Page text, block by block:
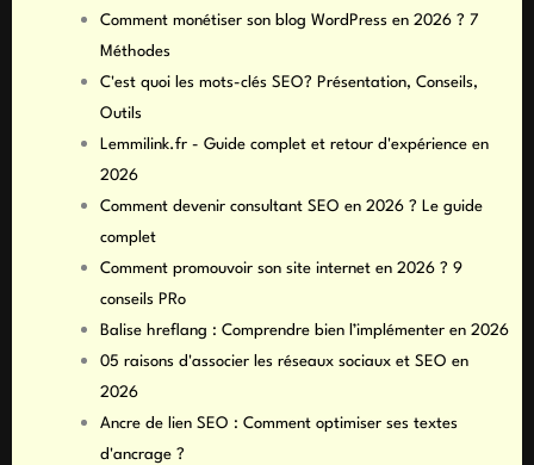
Comment monétiser son blog WordPress en 2026 ? 7
Méthodes
C'est quoi les mots-clés SEO? Présentation, Conseils,
Outils
Lemmilink.fr - Guide complet et retour d'expérience en
2026
Comment devenir consultant SEO en 2026 ? Le guide
complet
Comment promouvoir son site internet en 2026 ? 9
conseils PRo
Balise hreflang : Comprendre bien l’implémenter en 2026
05 raisons d'associer les réseaux sociaux et SEO en
2026
Ancre de lien SEO : Comment optimiser ses textes
d'ancrage ?